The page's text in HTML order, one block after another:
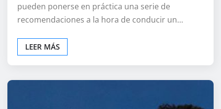
pueden ponerse en práctica una serie de
recomendaciones a la hora de conducir un…
LEER MÁS